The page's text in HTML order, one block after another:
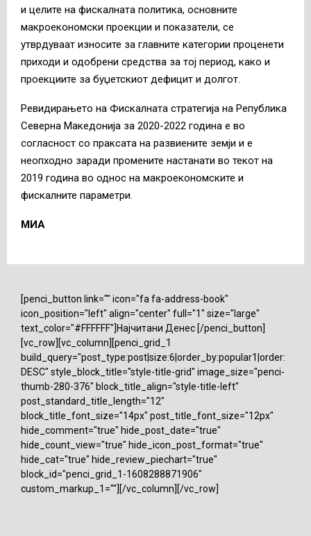
и целите на фискалната политика, основните
макроекономски проекции и показатели, се
утврдуваат износите за главните категории проценети
приходи и одобрени средства за тој период, како и
проекциите за буџетскиот дефицит и долгот.
Ревидирањето на Фискалната стратегија на Република
Северна Македонија за 2020-2022 година е во
согласност со праксата на развиените земји и е
неопходнo заради промените настанати во текот на
2019 година во однос на макроекономските и
фискалните параметри.
МИА
[penci_button link="" icon="fa fa-address-book"
icon_position="left" align="center" full="1" size="large"
text_color="#FFFFFF"]Најчитани Денес [/penci_button]
[vc_row][vc_column][penci_grid_1
build_query="post_type:post|size:6|order_by:popular1|order:
DESC" style_block_title="style-title-grid" image_size="penci-
thumb-280-376" block_title_align="style-title-left"
post_standard_title_length="12"
block_title_font_size="14px" post_title_font_size="12px"
hide_comment="true" hide_post_date="true"
hide_count_view="true" hide_icon_post_format="true"
hide_cat="true" hide_review_piechart="true"
block_id="penci_grid_1-1608288871906"
custom_markup_1=""][/vc_column][/vc_row]